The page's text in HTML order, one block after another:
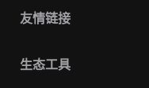
友情链接
生态工具